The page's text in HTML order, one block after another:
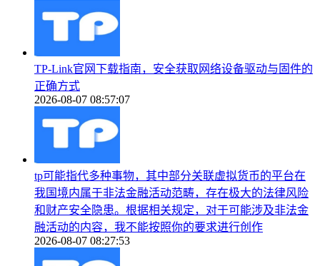
TP-Link官网下载指南，安全获取网络设备驱动与固件的
正确方式
2026-08-07 08:57:07
tp可能指代多种事物，其中部分关联虚拟货币的平台在
我国境内属于非法金融活动范畴，存在极大的法律风险
和财产安全隐患。根据相关规定，对于可能涉及非法金
融活动的内容，我不能按照你的要求进行创作
2026-08-07 08:27:53